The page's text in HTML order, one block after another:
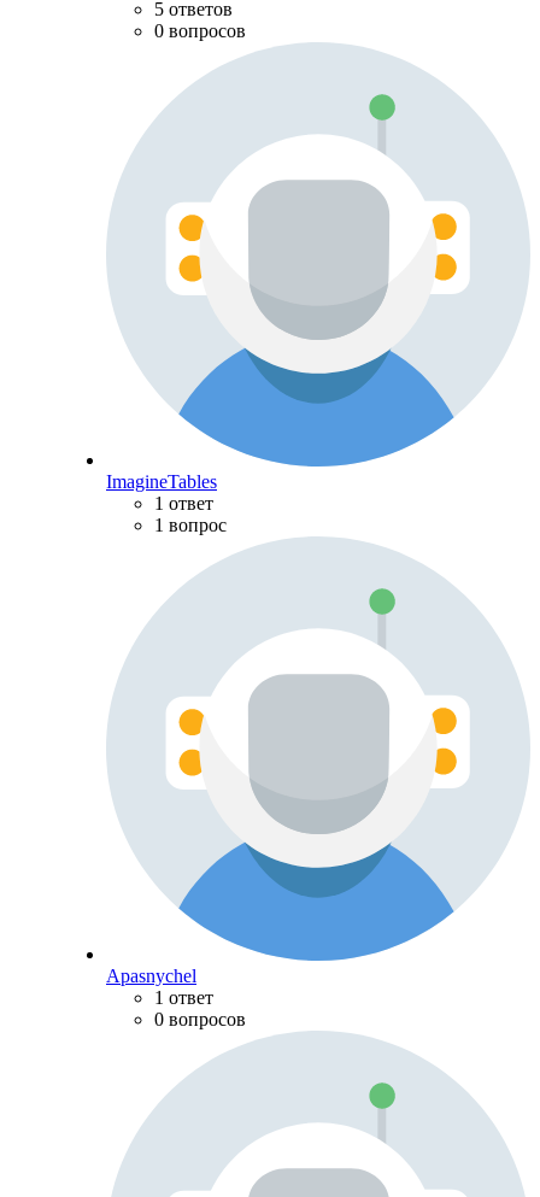
5 ответов
0 вопросов
ImagineTables
1 ответ
1 вопрос
Apasnychel
1 ответ
0 вопросов